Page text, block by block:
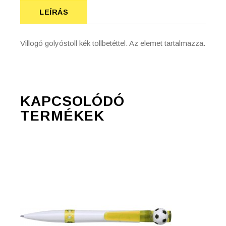
LEÍRÁS
Villogó golyóstoll kék tollbetéttel. Az elemet tartalmazza.
KAPCSOLÓDÓ
TERMÉKEK